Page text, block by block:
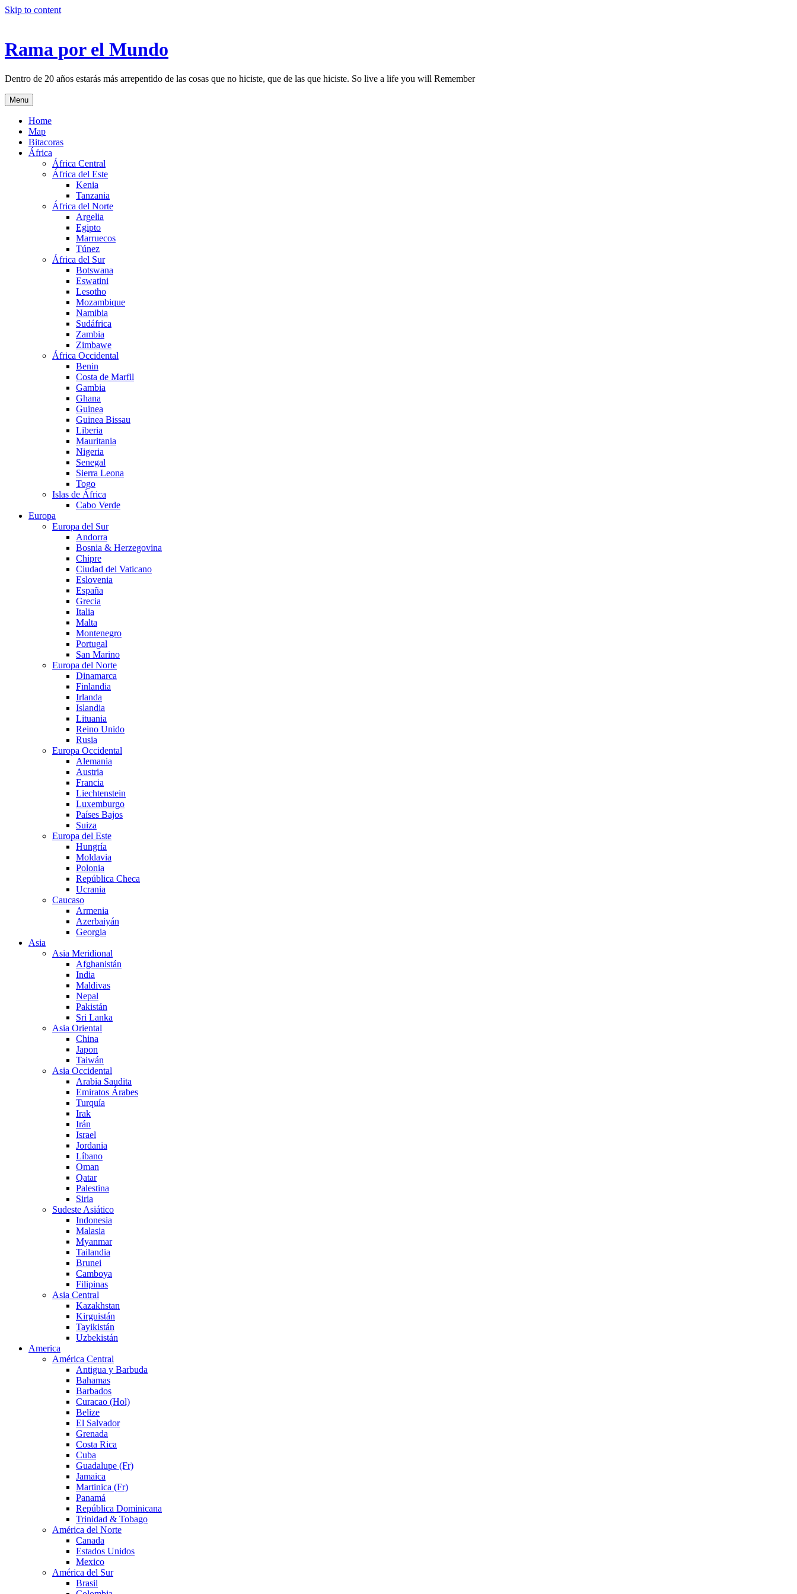
Skip to content
Rama por el Mundo
Dentro de 20 años estarás más arrepentido de las cosas que no hiciste, que de las que hiciste. So live a life you will Remember
Menu
Home
Map
Bitacoras
África
África Central
África del Este
Kenia
Tanzania
África del Norte
Argelia
Egipto
Marruecos
Túnez
África del Sur
Botswana
Eswatini
Lesotho
Mozambique
Namibia
Sudáfrica
Zambia
Zimbawe
África Occidental
Benin
Costa de Marfil
Gambia
Ghana
Guinea
Guinea Bissau
Liberia
Mauritania
Nigeria
Senegal
Sierra Leona
Togo
Islas de África
Cabo Verde
Europa
Europa del Sur
Andorra
Bosnia & Herzegovina
Chipre
Ciudad del Vaticano
Eslovenia
España
Grecia
Italia
Malta
Montenegro
Portugal
San Marino
Europa del Norte
Dinamarca
Finlandia
Irlanda
Islandia
Lituania
Reino Unido
Rusia
Europa Occidental
Alemania
Austria
Francia
Liechtenstein
Luxemburgo
Países Bajos
Suiza
Europa del Este
Hungría
Moldavia
Polonia
República Checa
Ucrania
Caucaso
Armenia
Azerbaiyán
Georgia
Asia
Asia Meridional
Afghanistán
India
Maldivas
Nepal
Pakistán
Sri Lanka
Asia Oriental
China
Japon
Taiwán
Asia Occidental
Arabia Saudita
Emiratos Árabes
Turquía
Irak
Irán
Israel
Jordania
Líbano
Oman
Qatar
Palestina
Siria
Sudeste Asiático
Indonesia
Malasia
Myanmar
Tailandia
Brunei
Camboya
Filipinas
Asia Central
Kazakhstan
Kirguistán
Tayikistán
Uzbekistán
America
América Central
Antigua y Barbuda
Bahamas
Barbados
Curacao (Hol)
Belize
El Salvador
Grenada
Costa Rica
Cuba
Guadalupe (Fr)
Jamaica
Martinica (Fr)
Panamá
República Dominicana
Trinidad & Tobago
América del Norte
Canada
Estados Unidos
Mexico
América del Sur
Brasil